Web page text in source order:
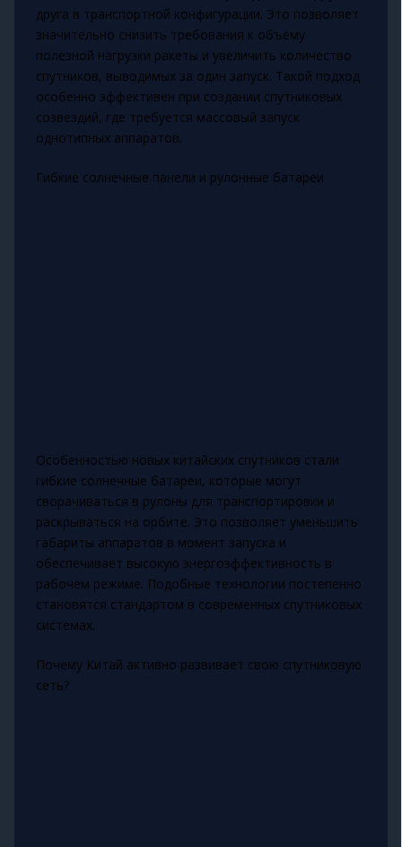
друга в транспортной конфигурации. Это позволяет
значительно снизить требования к объёму
полезной нагрузки ракеты и увеличить количество
спутников, выводимых за один запуск. Такой подход
особенно эффективен при создании спутниковых
созвездий, где требуется массовый запуск
однотипных аппаратов.
Гибкие солнечные панели и рулонные батареи
Особенностью новых китайских спутников стали
гибкие солнечные батареи, которые могут
сворачиваться в рулоны для транспортировки и
раскрываться на орбите. Это позволяет уменьшить
габариты аппаратов в момент запуска и
обеспечивает высокую энергоэффективность в
рабочем режиме. Подобные технологии постепенно
становятся стандартом в современных спутниковых
системах.
Почему Китай активно развивает свою спутниковую
сеть?